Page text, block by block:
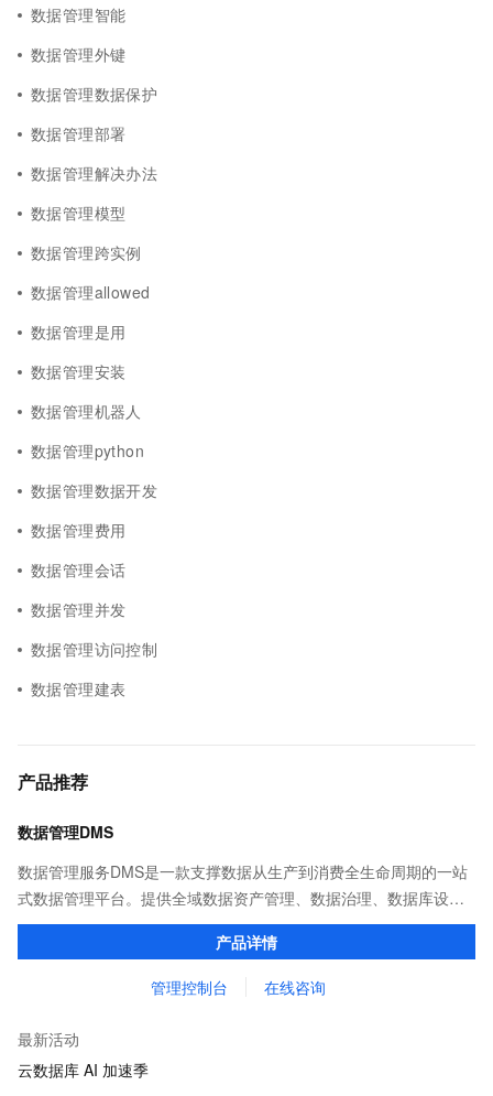
数据管理智能
数据管理外键
数据管理数据保护
数据管理部署
数据管理解决办法
数据管理模型
数据管理跨实例
数据管理allowed
数据管理是用
数据管理安装
数据管理机器人
数据管理python
数据管理数据开发
数据管理费用
数据管理会话
数据管理并发
数据管理访问控制
数据管理建表
产品推荐
数据管理DMS
数据管理服务DMS是一款支撑数据从生产到消费全生命周期的一站
式数据管理平台。提供全域数据资产管理、数据治理、数据库设计
开发、数据集成（数据迁移、实时同步、流批一体ETL）、数据开
发和任务调度，以及数据消费服务等能力。
产品详情
管理控制台 在线咨询
最新活动
云数据库 AI 加速季